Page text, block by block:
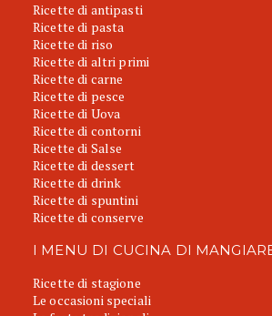
Ricette di antipasti
Ricette di pasta
Ricette di riso
Ricette di altri primi
Ricette di carne
Ricette di pesce
Ricette di Uova
Ricette di contorni
Ricette di Salse
Ricette di dessert
Ricette di drink
Ricette di spuntini
Ricette di conserve
I MENU DI CUCINA DI
Ricette di stagione
Le occasioni speciali